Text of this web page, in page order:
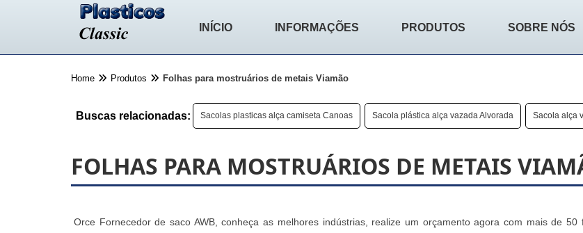
INÍCIO INFORMAÇÕES PRODUTOS SOBRE NÓS
Home Produtos Folhas para mostruários de metais Viamão
Buscas relacionadas: Sacolas plasticas alça camiseta Canoas Sacola plástica alça vazada Alvorada Sacola alça
FOLHAS PARA MOSTRUÁRIOS DE METAIS
Orce Fornecedor de saco AWB, conheça as melhores indústrias, realize um orçamento agora com mais de 50